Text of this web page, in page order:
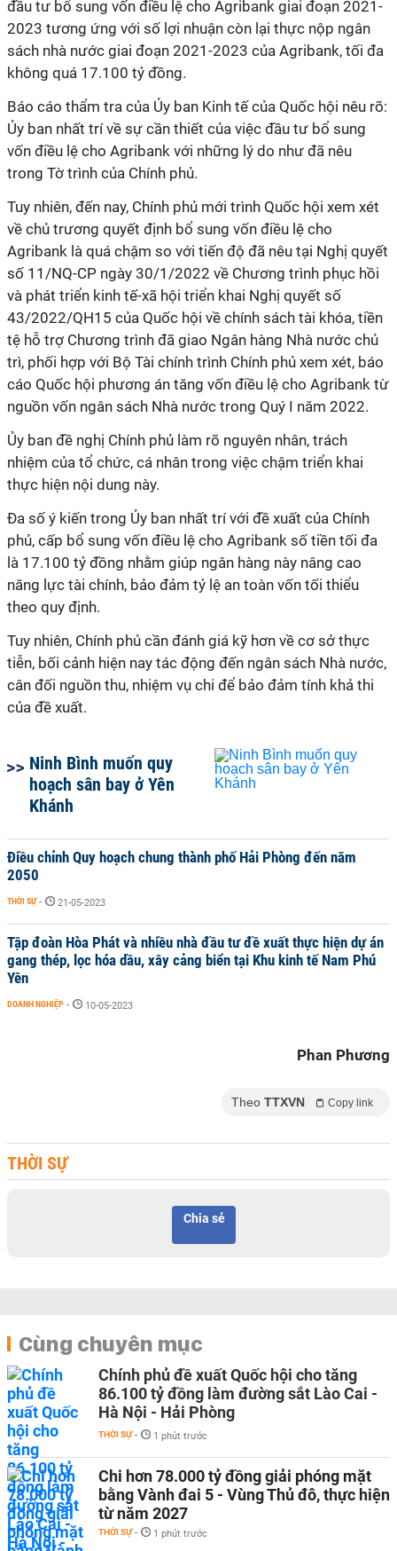
đầu tư bổ sung vốn điều lệ cho Agribank giai đoạn 2021-
2023 tương ứng với số lợi nhuận còn lại thực nộp ngân
sách nhà nước giai đoạn 2021-2023 của Agribank, tối đa
không quá 17.100 tỷ đồng.
Báo cáo thẩm tra của Ủy ban Kinh tế của Quốc hội nêu rõ:
Ủy ban nhất trí về sự cần thiết của việc đầu tư bổ sung
vốn điều lệ cho Agribank với những lý do như đã nêu
trong Tờ trình của Chính phủ.
Tuy nhiên, đến nay, Chính phủ mới trình Quốc hội xem xét
về chủ trương quyết định bổ sung vốn điều lệ cho
Agribank là quá chậm so với tiến độ đã nêu tại Nghị quyết
số 11/NQ-CP ngày 30/1/2022 về Chương trình phục hồi
và phát triển kinh tế-xã hội triển khai Nghị quyết số
43/2022/QH15 của Quốc hội về chính sách tài khóa, tiền
tệ hỗ trợ Chương trình đã giao Ngân hàng Nhà nước chủ
trì, phối hợp với Bộ Tài chính trình Chính phủ xem xét, báo
cáo Quốc hội phương án tăng vốn điều lệ cho Agribank từ
nguồn vốn ngân sách Nhà nước trong Quý I năm 2022.
Ủy ban đề nghị Chính phủ làm rõ nguyên nhân, trách
nhiệm của tổ chức, cá nhân trong việc chậm triển khai
thực hiện nội dung này.
Đa số ý kiến trong Ủy ban nhất trí với đề xuất của Chính
phủ, cấp bổ sung vốn điều lệ cho Agribank số tiền tối đa
là 17.100 tỷ đồng nhằm giúp ngân hàng này nâng cao
năng lực tài chính, bảo đảm tỷ lệ an toàn vốn tối thiểu
theo quy định.
Tuy nhiên, Chính phủ cần đánh giá kỹ hơn về cơ sở thực
tiễn, bối cảnh hiện nay tác động đến ngân sách Nhà nước,
cân đối nguồn thu, nhiệm vụ chi để bảo đảm tính khả thi
của đề xuất.
Ninh Bình muốn quy
hoạch sân bay ở Yên
Khánh
Điều chỉnh Quy hoạch chung thành phố Hải Phòng đến năm
2050
THỜI SỰ - 21-05-2023
Tập đoàn Hòa Phát và nhiều nhà đầu tư đề xuất thực hiện dự án
gang thép, lọc hóa dầu, xây cảng biển tại Khu kinh tế Nam Phú
Yên
DOANH NGHIỆP - 10-05-2023
Phan Phương
Theo TTXVN Copy link
THỜI SỰ
Chia sẻ
Cùng chuyên mục
Chính phủ đề xuất Quốc hội cho tăng
86.100 tỷ đồng làm đường sắt Lào Cai -
Hà Nội - Hải Phòng
THỜI SỰ - 1 phút trước
Chi hơn 78.000 tỷ đồng giải phóng mặt
bằng Vành đai 5 - Vùng Thủ đô, thực hiện
từ năm 2027
THỜI SỰ - 1 phút trước